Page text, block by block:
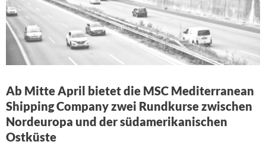
Ab Mitte April bietet die MSC Mediterranean
Shipping Company zwei Rundkurse zwischen
Nordeuropa und der südamerikanischen
Ostküste